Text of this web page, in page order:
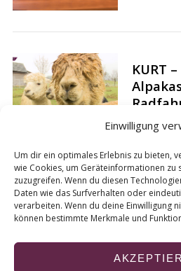
Einwilligung
Um dir ein optimales Erlebnis zu bieten,
wie Cookies, um Geräteinformationen
zuzugreifen. Wenn du diesen
Daten wie das Surfverhalten oder
verarbeiten. Wenn du deine Einwilligung
können bestimmte Merkmale und
KURT